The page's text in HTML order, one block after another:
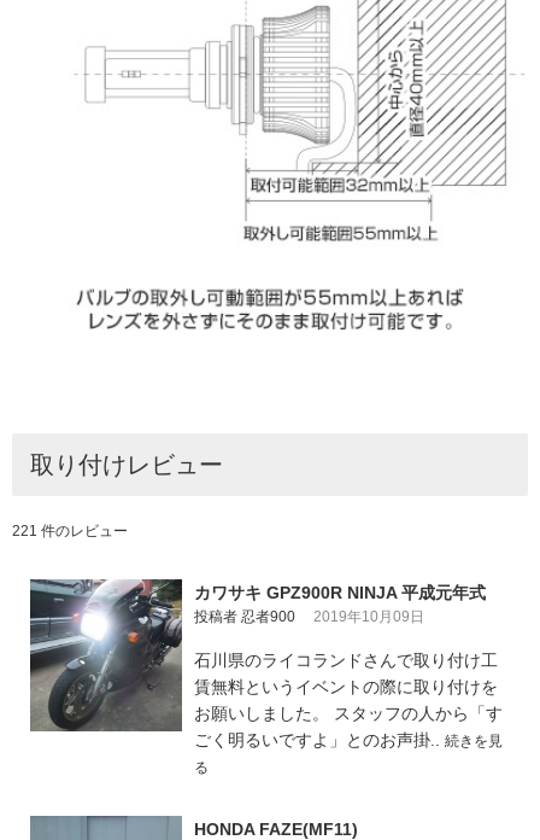
取り付けレビュー
221 件のレビュー
カワサキ GPZ900R NINJA 平成元年式
投稿者 忍者900 2019年10月09日
石川県のライコランドさんで取り付け工
賃無料というイベントの際に取り付けを
お願いしました。 スタッフの人から「す
ごく明るいですよ」とのお声掛.. 続きを見
る
HONDA FAZE(MF11)